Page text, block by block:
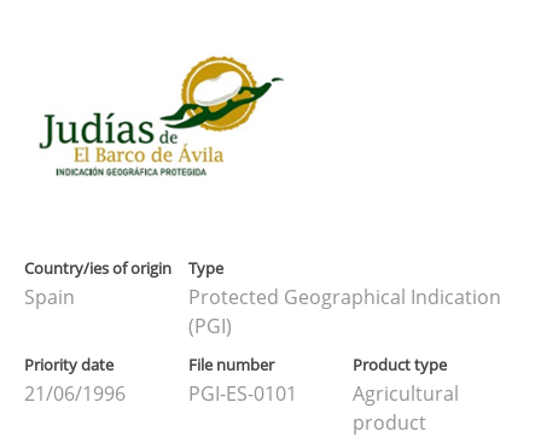
Country/ies of origin
Spain
Type
Protected Geographical Indication
(PGI)
Priority date
21/06/1996
File number
PGI-ES-0101
Product type
Agricultural
product